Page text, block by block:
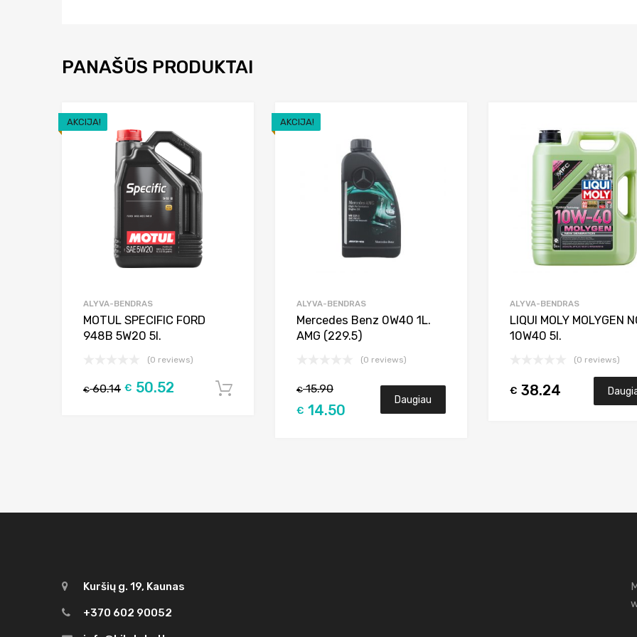
PANAŠŪS PRODUKTAI
AKCIJA!
Add to Wishlist
ALYVA-BENDRAS
MOTUL SPECIFIC FORD
948B 5W20 5l.
(0 reviews)
€60.14 € 50.52 Į krepšelį
AKCIJA!
ALYVA-BENDRAS
Mercedes Benz 0W40 1L.
AMG (229.5)
(0 reviews)
€15.90
€ 14.50
Daugiau
ALYVA-BENDRAS
LIQUI MOLY MOLYGEN
10W40 5l.
(0 reviews)
€ 38.24
Kuršių g. 19, Kaunas
+370 602 90052